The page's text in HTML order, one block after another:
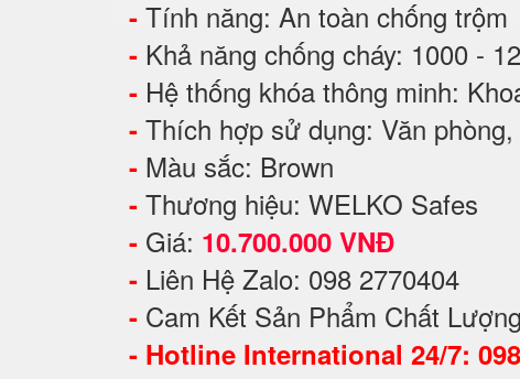
- Tính năng: An toàn chống trộm
- Khả năng chống cháy: 1000 -
- Hệ thống khóa thông minh:
- Thích hợp sử dụng: Văn
- Màu sắc: Brown
- Thương hiệu: WELKO Safes
- Giá: 10.700.000 VNĐ
- Liên Hệ Zalo: 098 2770404
- Cam Kết Sản Phẩm Chất
- Hotline International 24/7: